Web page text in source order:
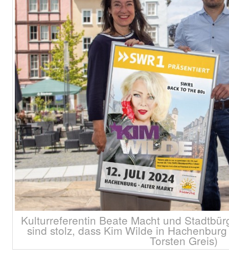
Kulturreferentin Beate Macht und
sind stolz, dass Kim Wilde in
Torsten Greis)